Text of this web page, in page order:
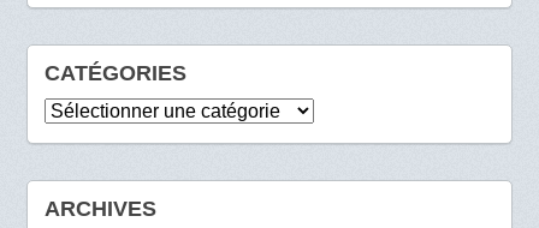
CATÉGORIES
Catégories
ARCHIVES